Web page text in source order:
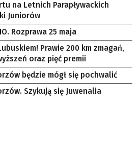
na Letnich Parapływackich
Juniorów
Rozprawa 25 maja
Prawie 200 km zmagań,
oraz pięć premii
będzie mógł się pochwalić
Szykują się Juwenalia